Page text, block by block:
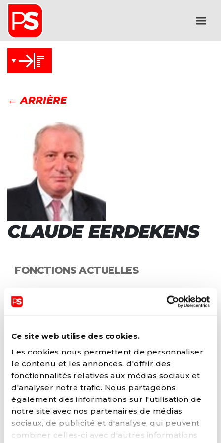
Ce site web utilise des cookies.
Les cookies nous permettent de personnaliser
le contenu et les annonces, d'offrir des
fonctionnalités relatives aux médias sociaux et
d'analyser notre trafic. Nous partageons
également des informations sur l'utilisation de
notre site avec nos partenaires de médias
sociaux, de publicité et d'analyse, qui peuvent
combiner celles-ci avec d'autres informations
← ARRIÈRE
CLAUDE EERDEKENS
FONCTIONS ACTUELLES
Président de CANTON (Namur)
FONCTIONS AU SEIN DU PARTI
Membre du Comité des fédérations
socialistes wallonnes
Membre du Comité exécutif fédéral avec
voix délibérative (Fédération)
Membre du Comité fédéral avec voix
délibérative (Fédération)